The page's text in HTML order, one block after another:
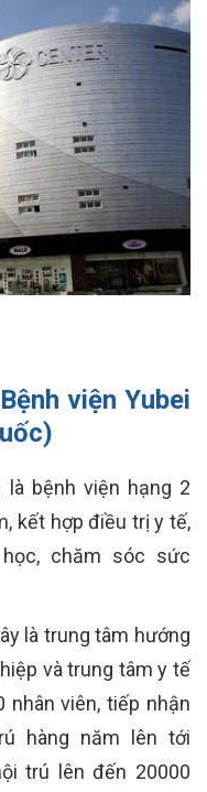
Bệnh viện Yubei
là bệnh viện hạng 2
kết hợp điều trị y tế,
chăm sóc sức
là trung tâm hướng
và trung tâm y tế
nhân viên, tiếp nhận
hàng năm lên tới
trú lên đến 20000